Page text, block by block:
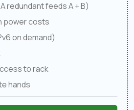
redundant feeds A + B)
power costs
on demand)
to rack
hands